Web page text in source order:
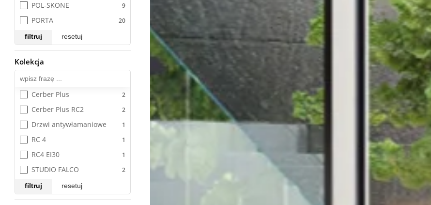
POL-SKONE
PORTA
filtruj resetuj
Kolekcja
Cerber Plus
Cerber Plus RC2
Drzwi antywłamaniowe
RC 4
RC4 EI30
STUDIO FALCO
filtruj resetuj